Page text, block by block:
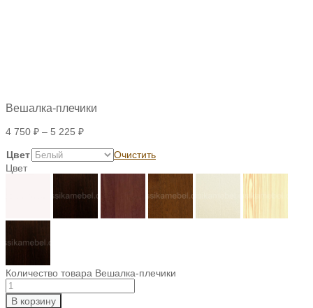
Вешалка-плечики
4 750 ₽ – 5 225 ₽
Цвет
Очистить
Цвет
Количество товара Вешалка-плечики
В корзину